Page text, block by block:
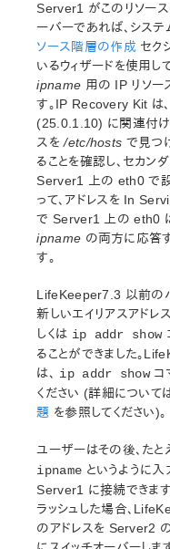
SAP MaxDBパラ
エラーコード一覧
総合メッセージカ
LifeKeeper for Linux
サポートストレージ
LifeKeeper for
DataKeeper for
Quick Start
AWS Direct
Microsoft Azure ク
AWS Transit
クライアント間接続
AWS VPC ピアリ
ー構成クイックスタ
Replicated
LifeKeeper Single
LifeKeeper Single
ート
Server1 がこのリソー
ーバーであれば、シス
ソース階層の作成セク
いるウィザードを使用し
ipname 用の IP リソー
す。IP Recovery Kit は、
(25.0.1.10) に関連付け
スを/etc/hosts で見つ
ることを確認し、セカン
Server1 上の eth0 で設
って、アドレスを In
で Server1 上の eth0 は
ipname の両方に応答
す。
LifeKeeper7.3 以前のバ
新しいエイリアスアドレ
しくは ip addr show
ることができました。
は、 ip addr showコ
ください (詳細について
題 を参照してください)。
ユーザーはその後、たと
ipname というように入
Server1 に接続できま
ラッシュした場合、
のアドレスを Server2